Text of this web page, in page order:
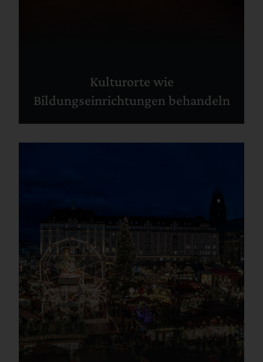
Kulturorte wie
Bildungseinrichtungen behandeln